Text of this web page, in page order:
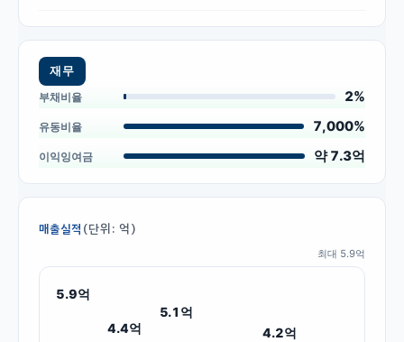
재무
부채비율
2%
유동비율 7,000%
이익잉여금 약 7.3억
매출실적 (단위: 억)
최대 5.9억
5.9억
4.4억
5.1 억
4.2억